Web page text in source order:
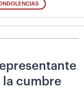
la cumbre